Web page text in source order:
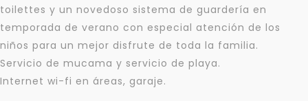
toilettes y un novedoso sistema de guardería en
temporada de verano con especial atención de los
niños para un mejor disfrute de toda la familia.
Servicio de mucama y servicio de playa.
Internet wi-fi en áreas, garaje.